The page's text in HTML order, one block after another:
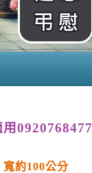
0920768477
寬約100公分